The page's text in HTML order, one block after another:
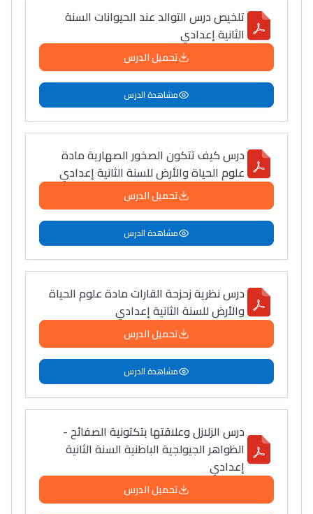
تلخيص درس التوالد عند الحيوانات السنة
الثانية إعدادي
تحميل الدرس
مشاهدة الدرس
درس كيف تتكون الصخور الصهارية مادة
علوم الحياة والأرض للسنة الثانية إعدادي
تحميل الدرس
مشاهدة الدرس
درس نظرية زحزحة القارات مادة علوم الحياة
والأرض للسنة الثانية إعدادي
تحميل الدرس
مشاهدة الدرس
درس الزلازل وعلاقتها بتكتونية الصفائح -
الظواهر الجيولجية الباطنية السنة الثانية
إعدادي
تحميل الدرس